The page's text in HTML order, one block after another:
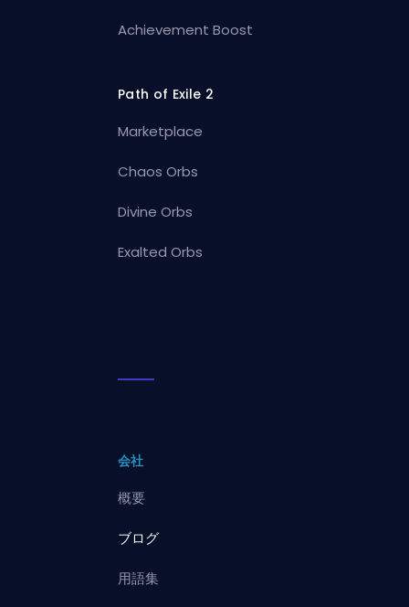
Achievement Boost
Path of Exile 2
Marketplace
Chaos Orbs
Divine Orbs
Exalted Orbs
会社
概要
ブログ
用語集